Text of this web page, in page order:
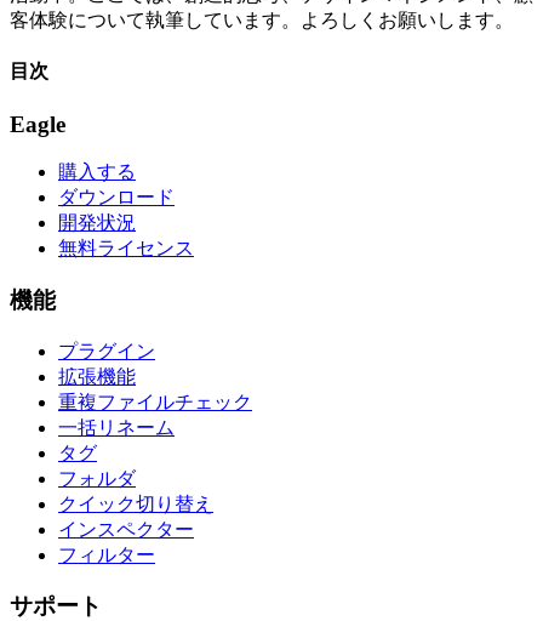
客体験について執筆しています。よろしくお願いします。
目次
Eagle
購入する
ダウンロード
開発状況
無料ライセンス
機能
プラグイン
拡張機能
重複ファイルチェック
一括リネーム
タグ
フォルダ
クイック切り替え
インスペクター
フィルター
サポート